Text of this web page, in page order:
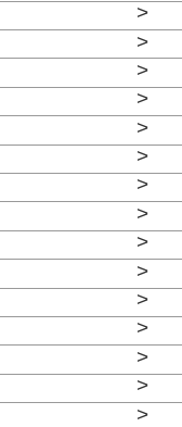
>
>
>
>
>
>
>
>
>
>
>
>
>
>
>